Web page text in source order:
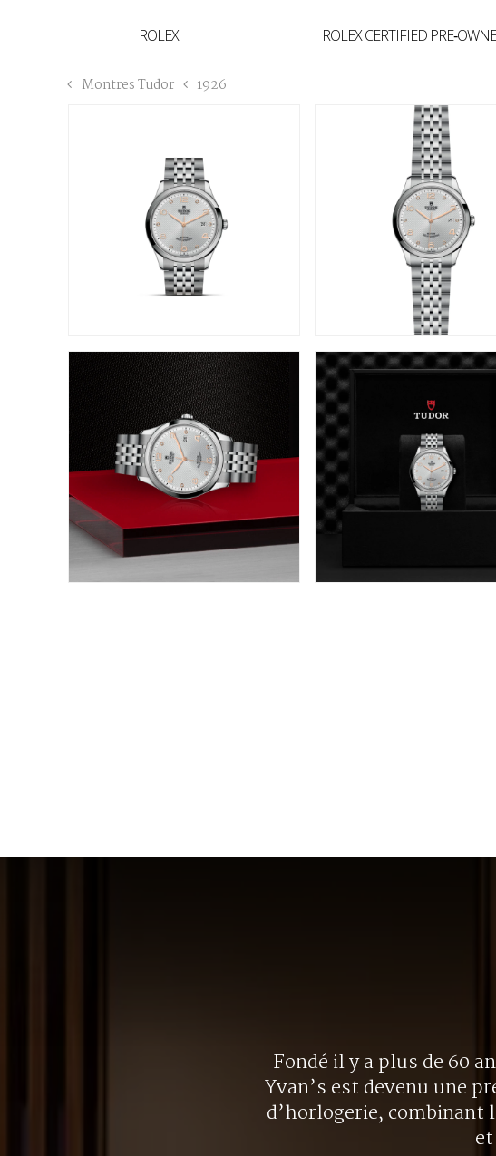
ROLEX ROLEX CERTIFIED
BUCCELLATI
Montres Tudor 1926
Fondé il y a plus de 60
Yvan’s est devenu une
d’horlogerie,